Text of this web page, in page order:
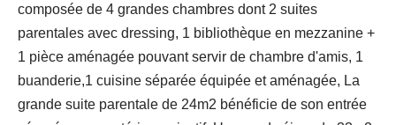
composée de 4 grandes chambres dont 2 suites
parentales avec dressing, 1 bibliothèque en mezzanine +
1 pièce aménagée pouvant servir de chambre d'amis, 1
buanderie,1 cuisine séparée équipée et aménagée, La
grande suite parentale de 24m2 bénéficie de son entrée